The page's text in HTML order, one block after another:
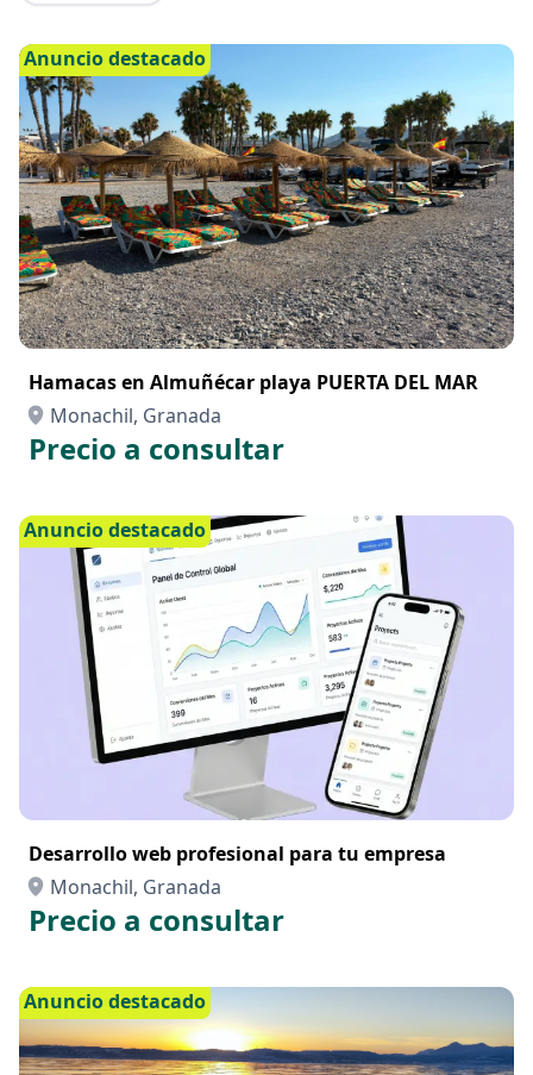
Anuncio destacado
Hamacas en Almuñécar playa PUERTA DEL MAR
Monachil, Granada
Precio a consultar
Anuncio destacado
Desarrollo web profesional para tu empresa
Monachil, Granada
Precio a consultar
Anuncio destacado